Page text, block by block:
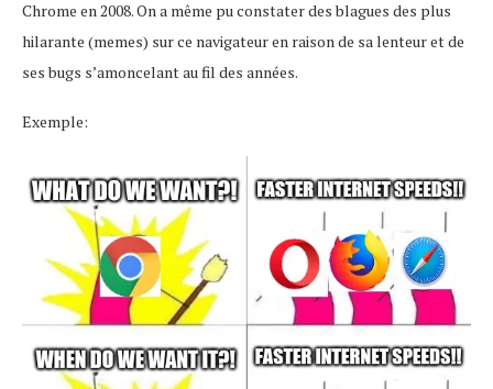
Chrome en 2008. On a même pu constater des blagues des plus
hilarante (memes) sur ce navigateur en raison de sa lenteur et de
ses bugs s’amoncelant au fil des années.
Exemple: